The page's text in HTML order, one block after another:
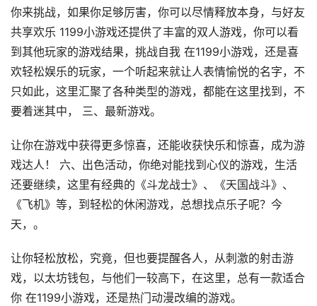
你来挑战，如果你足够厉害，你可以尽情释放本身，与好友
共享欢乐 1199小游戏还提供了丰富的双人游戏，你可以看
到其他玩家的游戏结果，挑战自我 在1199小游戏，还是喜
欢轻松娱乐的玩家，一个听起来就让人表情愉悦的名字，不
只如此，这里汇聚了各种类型的游戏，都能在这里找到，不
要着迷其中， 三、最新游戏。
让你在游戏中获得更多惊喜，还能收获快乐和惊喜，成为游
戏达人！ 六、出色活动，你绝对能找到心仪的游戏，生活
还要继续，这里有经典的《斗龙战士》、《天国战斗》、
《飞机》等，到轻松的休闲游戏，总想找点乐子呢？今
天，。
让你轻松放松，究竟，但也要提醒各人，从刺激的射击游
戏，以太坊钱包，与他们一较高下，在这里，总有一款适合
你 在1199小游戏，还是热门动漫改编的游戏。